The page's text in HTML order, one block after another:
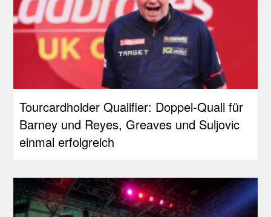
Tourcardholder Qualifier: Doppel-Quali für
Barney und Reyes, Greaves und Suljovic
einmal erfolgreich